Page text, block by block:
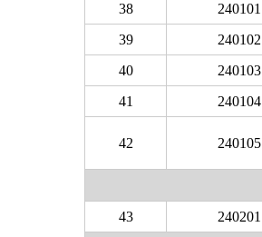
38 240101
39
240102
40
240103
41
240104
42 240105
43 240201